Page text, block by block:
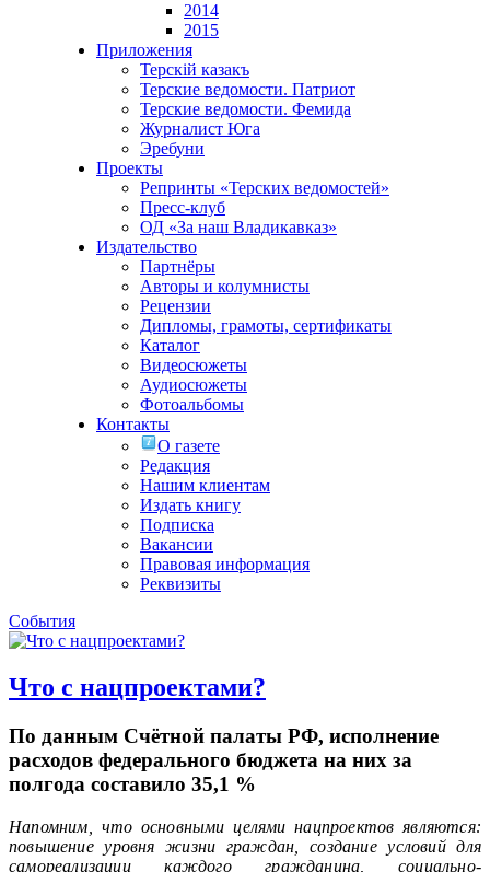
2014
2015
Приложения
Терскiй казакъ
Терские ведомости. Патриот
Терские ведомости. Фемида
Журналист Юга
Эребуни
Проекты
Репринты «Терских ведомостей»
Пресс-клуб
ОД «За наш Владикавказ»
Издательство
Партнёры
Авторы и колумнисты
Рецензии
Дипломы, грамоты, сертификаты
Каталог
Видеосюжеты
Аудиосюжеты
Фотоальбомы
Контакты
О газете
Редакция
Нашим клиентам
Издать книгу
Подписка
Вакансии
Правовая информация
Реквизиты
События
Что с нацпроектами?
По данным Счётной палаты РФ, исполнение
расходов федерального бюджета на них за
полгода составило 35,1 %
Напомним, что основными целями нацпроектов являются:
повышение уровня жизни граждан, создание условий для
самореализации каждого гражданина, социально-